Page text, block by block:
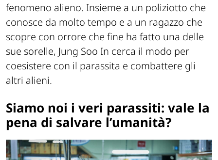
fenomeno alieno. Insieme a un poliziotto che
conosce da molto tempo e a un ragazzo che
scopre con orrore che fine ha fatto una delle
sue sorelle, Jung Soo In cerca il modo per
coesistere con il parassita e combattere gli
altri alieni.
Siamo noi i veri parassiti: vale la
pena di salvare l’umanità?